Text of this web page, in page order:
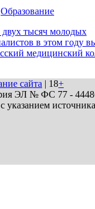
Образование
двух тысяч молодых
в этом году
медицинский
сайта | 18+
ЭЛ № ФС 77 - 44486
указанием